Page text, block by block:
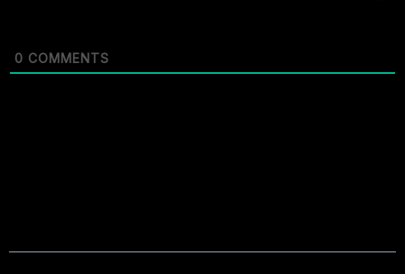
0 COMMENTS